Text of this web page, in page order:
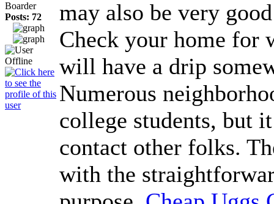
Boarder
Posts: 72
may also be very
Check your home for
will have a drip
Numerous
college students, but
contact other folks.
with the